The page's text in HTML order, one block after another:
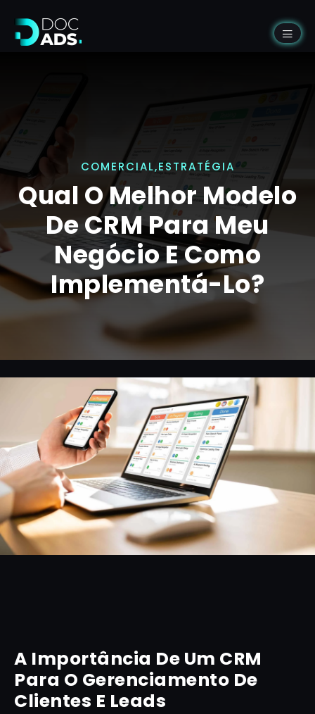
COMERCIAL,ESTRATÉGIA
Qual O Melhor Modelo
De CRM Para Meu
Negócio E Como
Implementá-Lo?
A Importância De Um CRM
Para O Gerenciamento De
Clientes E Leads